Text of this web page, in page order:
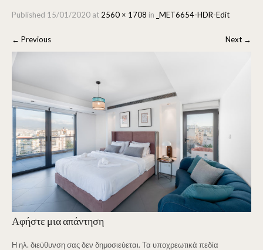
Published 15/01/2020 at 2560 × 1708 in _MET6654-HDR-Edit
← Previous Next →
Αφήστε μια απάντηση
Η ηλ. διεύθυνση σας δεν δημοσιεύεται. Τα υποχρεωτικά πεδία